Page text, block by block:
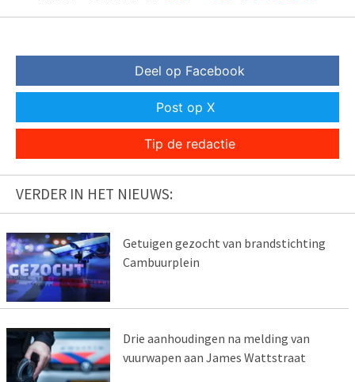
Deel op Facebook
Post op X
Tip de redactie
VERDER IN HET NIEUWS:
Getuigen gezocht van brandstichting
Cambuurplein
Drie aanhoudingen na melding van
vuurwapen aan James Wattstraat